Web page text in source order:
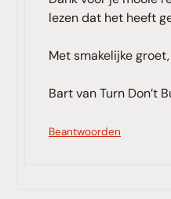
lezen dat het heeft
Met smakelijke groet,
Bart van Turn Don’t
Beantwoorden